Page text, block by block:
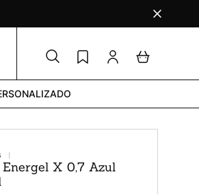
X 0,7 Azul